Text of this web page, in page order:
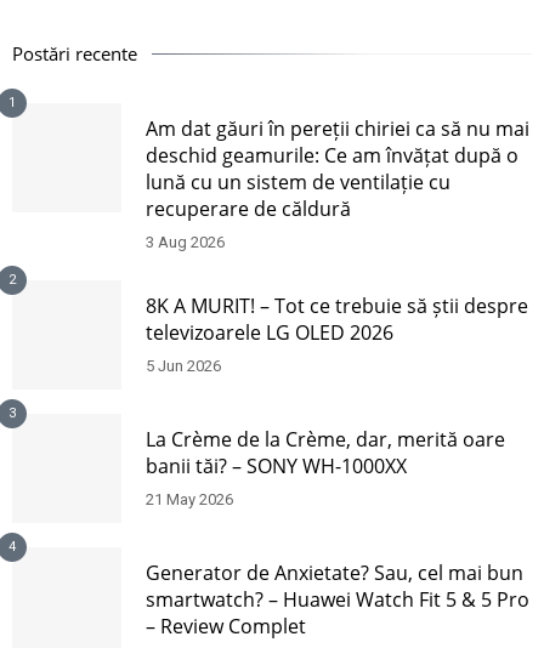
Postări recente
1
Am dat găuri în pereții chiriei ca să nu mai
deschid geamurile: Ce am învățat după o
lună cu un sistem de ventilație cu
recuperare de căldură
3 Aug 2026
2
8K A MURIT! – Tot ce trebuie să știi despre
televizoarele LG OLED 2026
5 Jun 2026
3
La Crème de la Crème, dar, merită oare
banii tăi? – SONY WH-1000XX
21 May 2026
4
Generator de Anxietate? Sau, cel mai bun
smartwatch? – Huawei Watch Fit 5 & 5 Pro
– Review Complet